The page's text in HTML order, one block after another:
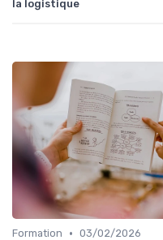
la logistique
Formation • 03/02/2026